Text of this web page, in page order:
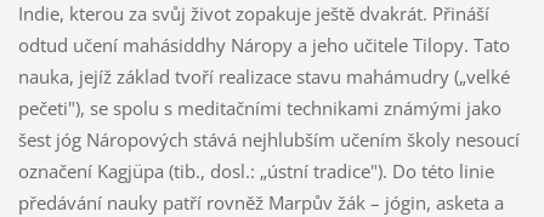
Indie, kterou za svůj život zopakuje ještě dvakrát. Přináší
odtud učení mahásiddhy Náropy a jeho učitele Tilopy. Tato
nauka, jejíž základ tvoří realizace stavu mahámudry („velké
pečeti"), se spolu s meditačními technikami známými jako
šest jóg Náropových stává nejhlubším učením školy nesoucí
označení Kagjüpa (tib., dosl.: „ústní tradice"). Do této linie
předávání nauky patří rovněž Marpův žák – jógin, asketa a